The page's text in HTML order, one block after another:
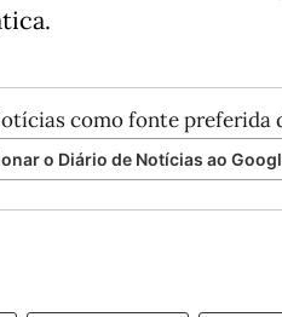
como fonte preferida
o Diário de Notícias ao